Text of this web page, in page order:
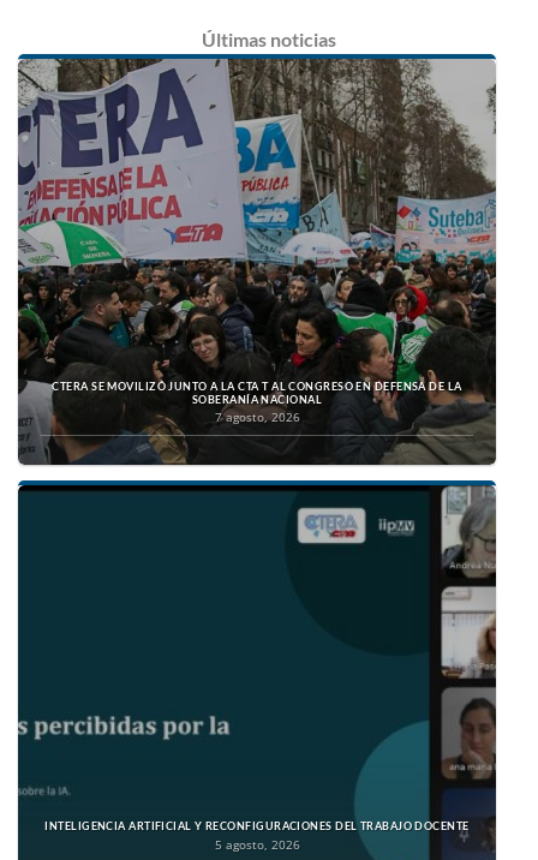
Últimas noticias
CTERA SE MOVILIZÓ JUNTO A LA CTA T AL CONGRESO EN DEFENSA DE LA
SOBERANÍA NACIONAL
7 agosto, 2026
INTELIGENCIA ARTIFICIAL Y RECONFIGURACIONES DEL TRABAJO DOCENTE
5 agosto, 2026